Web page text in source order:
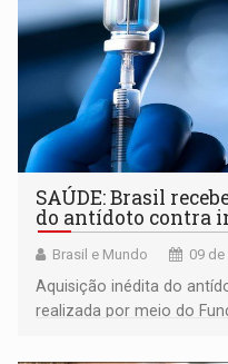
SAÚDE: Brasil
do antídoto contra
Brasil e Mundo 09
Aquisição inédita do
realizada por meio do